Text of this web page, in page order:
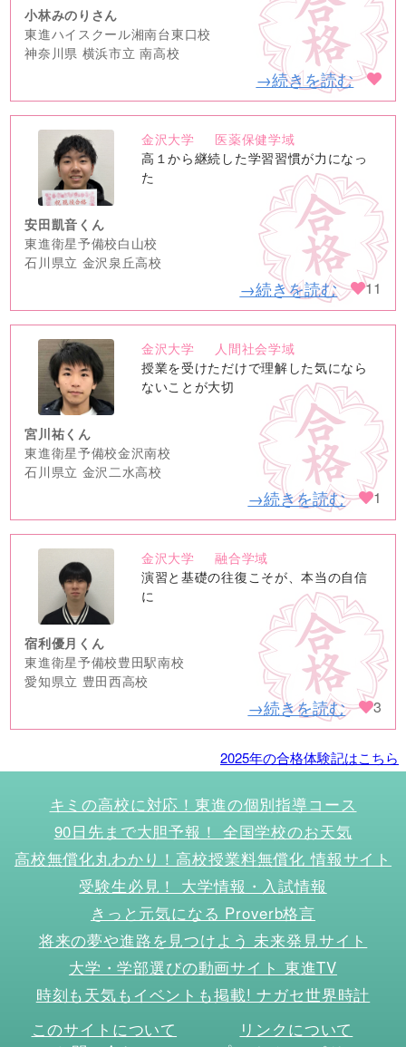
小林みのりさん
東進ハイスクール湘南台東口校
神奈川県 横浜市立 南高校
→続きを読む
no
image
金沢大学
医薬保健学域
高１から継続した学習習慣が力になっ
た
安田凱音くん
東進衛星予備校白山校
石川県立 金沢泉丘高校
→続きを読む 11
no
image
金沢大学
人間社会学域
授業を受けただけで理解した気になら
ないことが大切
宮川祐くん
東進衛星予備校金沢南校
石川県立 金沢二水高校
→続きを読む 1
no
image
金沢大学
融合学域
演習と基礎の往復こそが、本当の自信
に
宿利優月くん
東進衛星予備校豊田駅南校
愛知県立 豊田西高校
→続きを読む 3
2025年の合格体験記はこちら
キミの高校に対応！東進の個別指導コース
90日先まで大胆予報！ 全国学校のお天気
高校無償化丸わかり！高校授業料無償化 情報サイト
受験生必見！ 大学情報・入試情報
きっと元気になる Proverb格言
将来の夢や進路を見つけよう 未来発見サイト
大学・学部選びの動画サイト 東進TV
時刻も天気もイベントも掲載! ナガセ世界時計
このサイトについて
リンクについて